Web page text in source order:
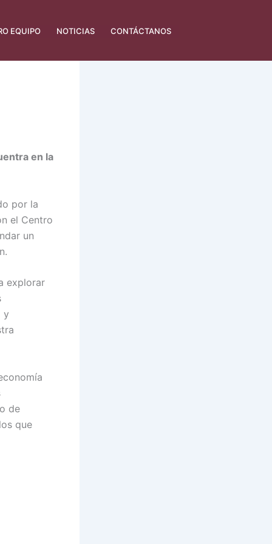
EQUIPO NOTICIAS CONTÁCTANOS
en la
por la
el Centro
un
explorar
y
de
que